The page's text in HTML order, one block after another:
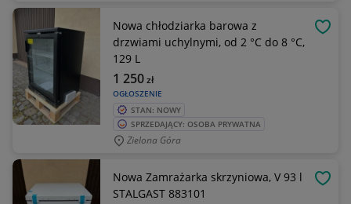
Nowa chłodziarka barowa z
drzwiami uchylnymi, od 2 °C do 8 °C,
129 L
OGŁOSZENIE
1 250zł
STAN: NOWY
SPRZEDAJĄCY: OSOBA PRYWATNA
Zielona Góra
Nowa Zamrażarka skrzyniowa, V 93 l
STALGAST 883101